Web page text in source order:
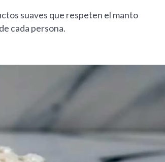
suaves que respeten el manto
cada persona.